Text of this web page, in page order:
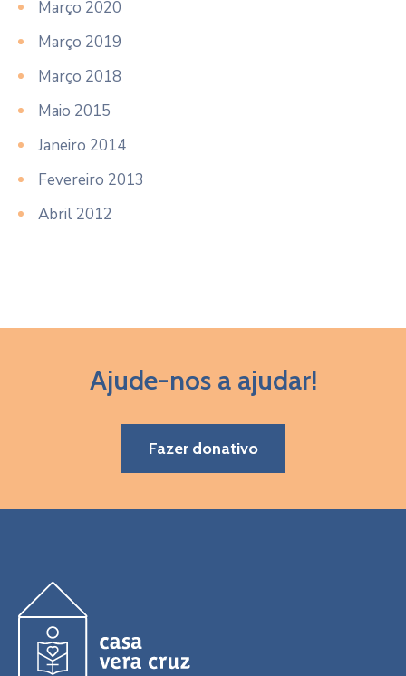
Março 2020
Março 2019
Março 2018
Maio 2015
Janeiro 2014
Fevereiro 2013
Abril 2012
Ajude-nos a ajudar!
Fazer donativo